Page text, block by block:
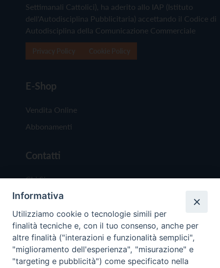
Settimanali Cattolici), ha aderito allo IAP (Istituto
dell'Autodisciplina Pubblicitaria) accettando il Codice di
Autodisciplina della Comunicazione Commerciale
E-Shop
Vendita Online
Abbonamenti
Contatti
Chi Siamo
Redazione
Scrivici
Informativa
Utilizziamo cookie o tecnologie simili per
finalità tecniche e, con il tuo consenso, anche per
altre finalità ("interazioni e funzionalità semplici",
"miglioramento dell'esperienza", "misurazione" e
"targeting e pubblicità") come specificato nella